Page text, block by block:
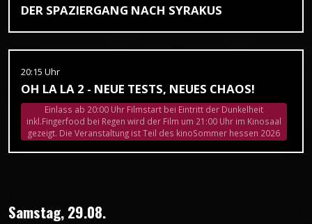
DER SPAZIERGANG NACH SYRAKUS
20:15 Uhr
OH LA LA 2 - NEUE TESTS, NEUES CHAOS!
Einlass ab 20:00 Uhr Filmstart bei Eintritt der Dunkelheit
inkl.Fingerfood bei Regen wird der Film um 21:00 Uhr im Kinosaal
gezeigt. Die Veranstaltung ist Teil des kinoSommer hessen 2026
Samstag, 29.08.